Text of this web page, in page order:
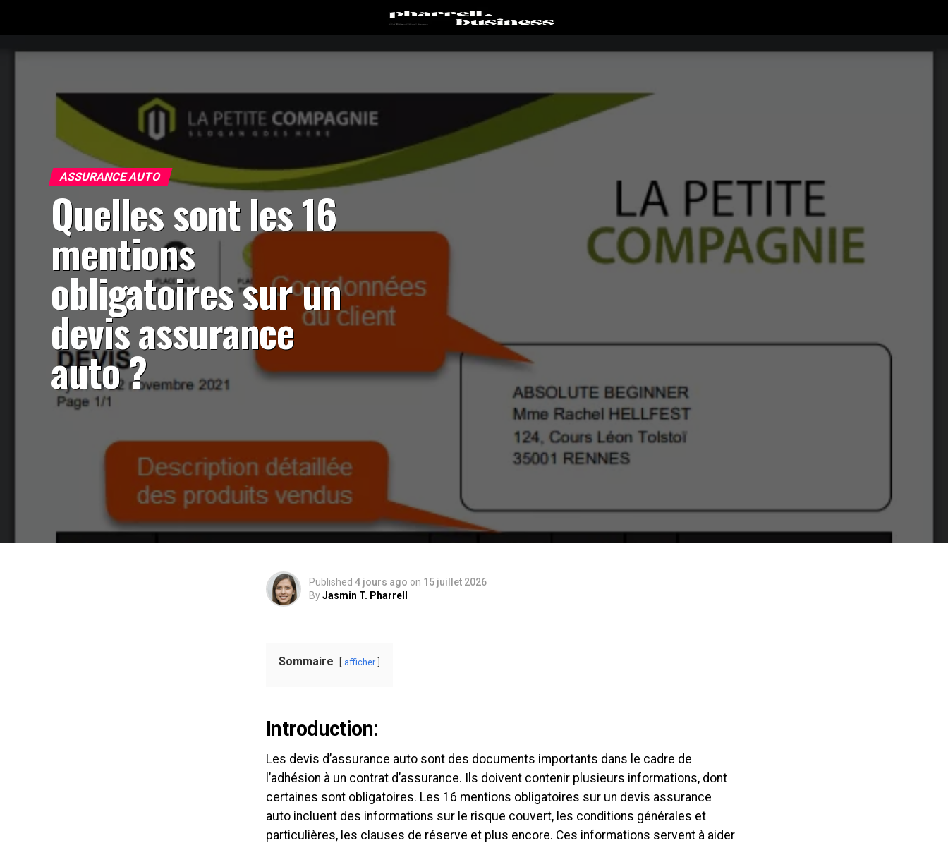
ASSURANCE AUTO
Quelles sont les 16
mentions
obligatoires sur un
devis assurance
auto ?
Published 4 jours ago on 15 juillet 2026
ByJasmin T. Pharrell
Sommaire afficher
Introduction:
Les devis d’assurance auto sont des documents importants dans le cadre de
l’adhésion à un contrat d’assurance. Ils doivent contenir plusieurs informations, dont
certaines sont obligatoires. Les 16 mentions obligatoires sur un devis assurance
auto incluent des informations sur le risque couvert, les conditions générales et
particulières, les clauses de réserve et plus encore. Ces informations servent à aider